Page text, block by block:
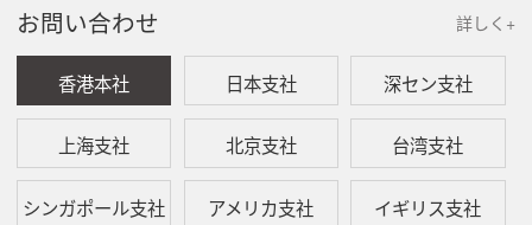
詳しく+
お問い合わせ
香港本社 日本支社 深セン支社
上海支社 北京支社 台湾支社
シンガポール支社 アメリカ支社 イギリス支社